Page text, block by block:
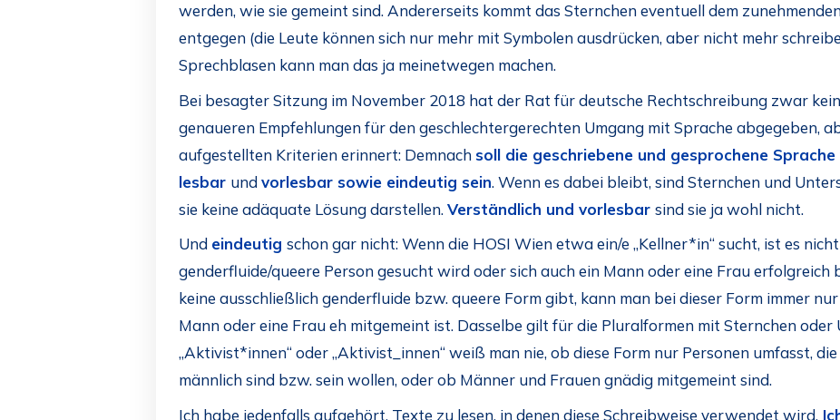
werden, wie sie gemeint sind. Andererseits kommt das Sternchen eventuell dem
entgegen (die Leute können sich nur mehr mit Symbolen ausdrücken, aber nicht mehr
Sprechblasen kann man das ja meinetwegen machen.
Bei besagter Sitzung im November 2018 hat der Rat für deutsche Rechtschreibung zwar
genaueren Empfehlungen für den geschlechtergerechten Umgang mit Sprache abgegeben,
aufgestellten Kriterien erinnert: Demnachsoll die geschriebene und gesprochene
lesbar undvorlesbar sowie eindeutig sein. Wenn es dabei bleibt, sind Sternchen und
sie keine adäquate Lösung darstellen. Verständlich und vorlesbar sind sie ja wohl nicht.
Und eindeutig schon gar nicht: Wenn die HOSI Wien etwa ein/e „Kellner*in“ sucht, ist es
genderfluide/queere Person gesucht wird oder sich auch ein Mann oder eine Frau erfolgreich
keine ausschließlich genderfluide bzw. queere Form gibt, kann man bei dieser Form immer
Mann oder eine Frau eh mitgemeint ist. Dasselbe gilt für die Pluralformen mit Sternchen oder
„Aktivist*innen“ oder „Aktivist_innen“ weiß man nie, ob diese Form nur Personen umfasst,
männlich sind bzw. sein wollen, oder ob Männer und Frauen gnädig mitgemeint sind.
Ich habe jedenfalls aufgehört, Texte zu lesen, in denen diese Schreibweise verwendet wird.